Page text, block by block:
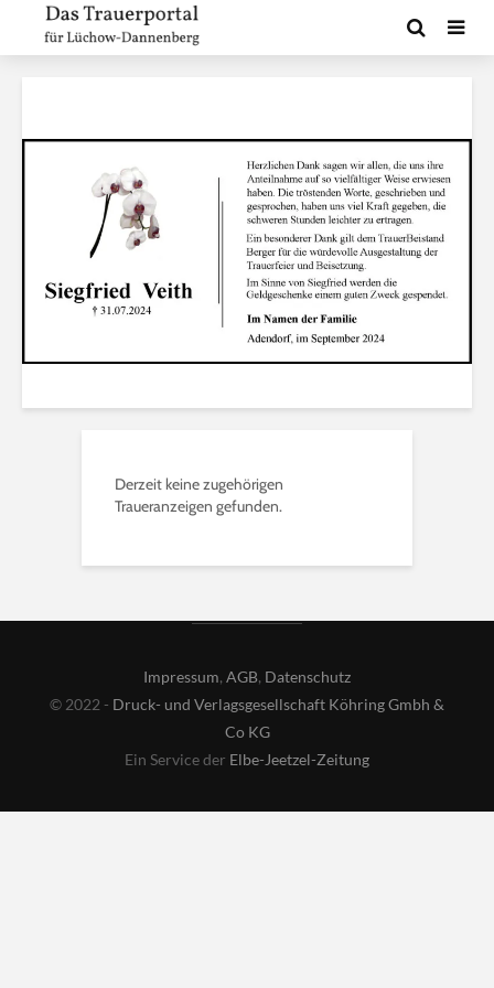
Derzeit keine zugehörigen
Traueranzeigen gefunden.
Impressum, AGB, Datenschutz
© 2022 - Druck- und Verlagsgesellschaft Köhring Gmbh &
Co KG
Ein Service der Elbe-Jeetzel-Zeitung